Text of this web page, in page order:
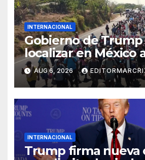
INTERNACIONAL
Gobierno de Trump
localizar en México
migrantes con
pendientes para
deudas migratorias
AUG 6, 2026
INTERNACIONAL
Trump firma nueva